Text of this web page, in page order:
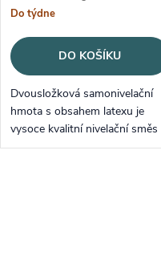
Do týdne
DO KOŠÍKU
Dvousložková samonivelační
hmota s obsahem latexu je
vysoce kvalitní nivelační směs
vhodná pro přípravu podkladů